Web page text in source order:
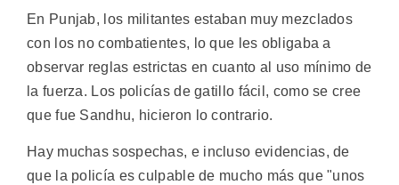
En Punjab, los militantes estaban muy mezclados
con los no combatientes, lo que les obligaba a
observar reglas estrictas en cuanto al uso mínimo de
la fuerza. Los policías de gatillo fácil, como se cree
que fue Sandhu, hicieron lo contrario.
Hay muchas sospechas, e incluso evidencias, de
que la policía es culpable de mucho más que "unos